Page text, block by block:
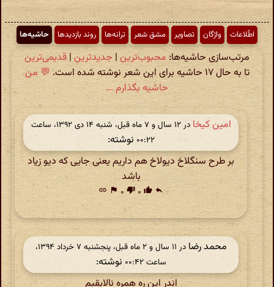
اطّلاعات واژگان تصاویر مشق شعر ترانه‌ها روند بازدیدها حاشیه‌ها
مرتب‌سازی حاشیه‌ها: محبوب‌ترین | جدیدترین |قدیمی‌ترین
تا به حال ۱۷ حاشیه برای این شعر نوشته شده است.
💬 من
حاشیه بگذارم ...
امین کیخا
در ‫۱۲ سال و ۷ ماه قبل، شنبه ۱۴ دی ۱۳۹۲، ساعت
۰۰:۲۲ نوشته:
بر طرح سنگلاخ دیولاخ هم داریم یعنی جایی که دیو زیاد
باشد
reply
thumb_up ۰ thumb_down ۰ flag
link
محمد رضا
در ‫۱۱ سال و ۲ ماه قبل، پنجشنبه ۷ خرداد ۱۳۹۴،
ساعت ۰۰:۴۲
نوشته:
اندر این ره همره نالایقیم